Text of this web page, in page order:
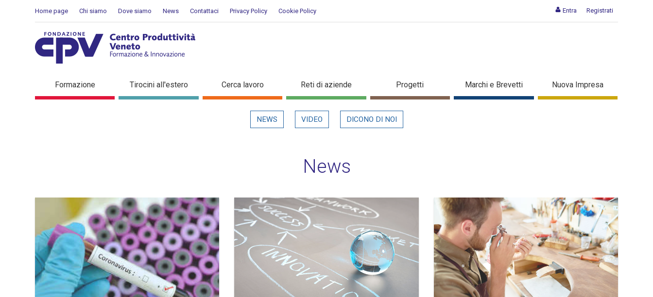
Entra Registrati
Home page Chi siamo Dove siamo News Contattaci Privacy Policy Cookie Policy
Dettaglio in evidenza
Formazione Tirocini all'estero Cerca lavoro Reti di aziende Progetti Marchi e Brevetti Nuova Impresa
NEWS VIDEO DICONO DI NOI
News